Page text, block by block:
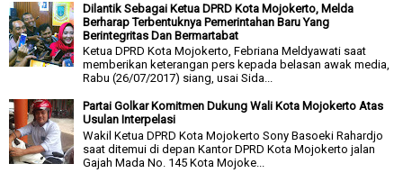
Dilantik Sebagai Ketua DPRD Kota Mojokerto, Melda
Berharap Terbentuknya Pemerintahan Baru Yang
Berintegritas Dan Bermartabat
Ketua DPRD Kota Mojokerto, Febriana Meldyawati saat
memberikan keterangan pers kepada belasan awak media,
Rabu (26/07/2017) siang, usai Sida...
Partai Golkar Komitmen Dukung Wali Kota Mojokerto Atas
Usulan Interpelasi
Wakil Ketua DPRD Kota Mojokerto Sony Basoeki Rahardjo
saat ditemui di depan Kantor DPRD Kota Mojokerto jalan
Gajah Mada No. 145 Kota Mojoke...